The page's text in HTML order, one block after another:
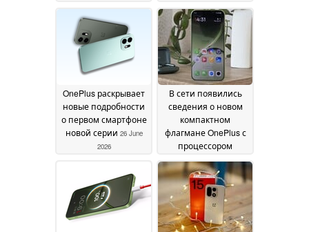
задней камерой
June 2026
OnePlus раскрывает
новые подробности
о первом смартфоне
новой серии 26 June
2026
В сети появились
сведения о новом
компактном
флагмане OnePlus с
процессором
Gen 6 и 6,3-
дюймовым экраном
22 June 2026